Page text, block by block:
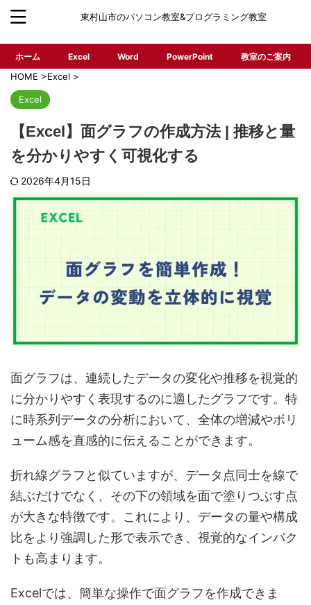
東村山市のパソコン教室&プログラミング教室
ホーム Excel Word PowerPoint 教室のご案内
HOME >Excel >
Excel
【Excel】面グラフの作成方法 | 推移と量
を分かりやすく可視化する
2026年4月15日
面グラフは、連続したデータの変化や推移を視覚的
に分かりやすく表現するのに適したグラフです。特
に時系列データの分析において、全体の増減やボリ
ューム感を直感的に伝えることができます。
折れ線グラフと似ていますが、データ点同士を線で
結ぶだけでなく、その下の領域を面で塗りつぶす点
が大きな特徴です。これにより、データの量や構成
比をより強調した形で表示でき、視覚的なインパク
トも高まります。
Excelでは、簡単な操作で面グラフを作成できま